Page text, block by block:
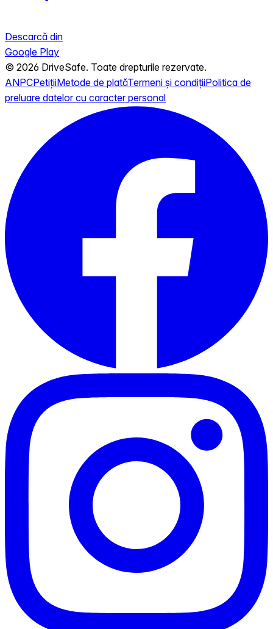
Descarcă din
Google Play
© 2026 DriveSafe. Toate drepturile rezervate.
ANPCPetițiiMetode de platăTermeni și condițiiPolitica de
preluare datelor cu caracter personal